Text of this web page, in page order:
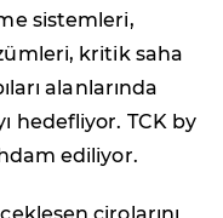
sistemleri,
kritik saha
alanlarında
hedefliyor. TCK by
ediliyor.
cirolarını